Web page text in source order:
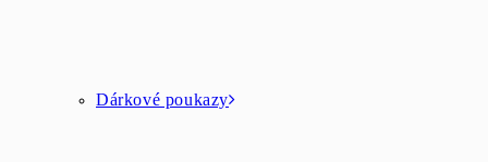
Dárkové poukazy